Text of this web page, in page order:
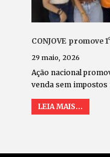
CONJOVE promove
29 maio, 2026
Ação nacional
venda sem impostos
LEIA MAIS...